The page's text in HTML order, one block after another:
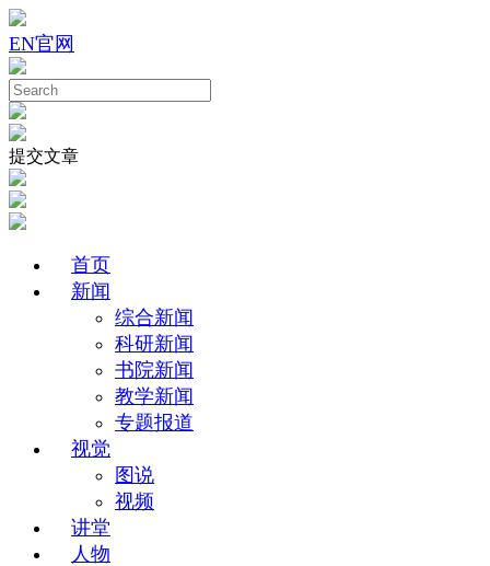
EN官网
提交文章
首页
新闻
综合新闻
科研新闻
书院新闻
教学新闻
专题报道
视觉
图说
视频
讲堂
人物